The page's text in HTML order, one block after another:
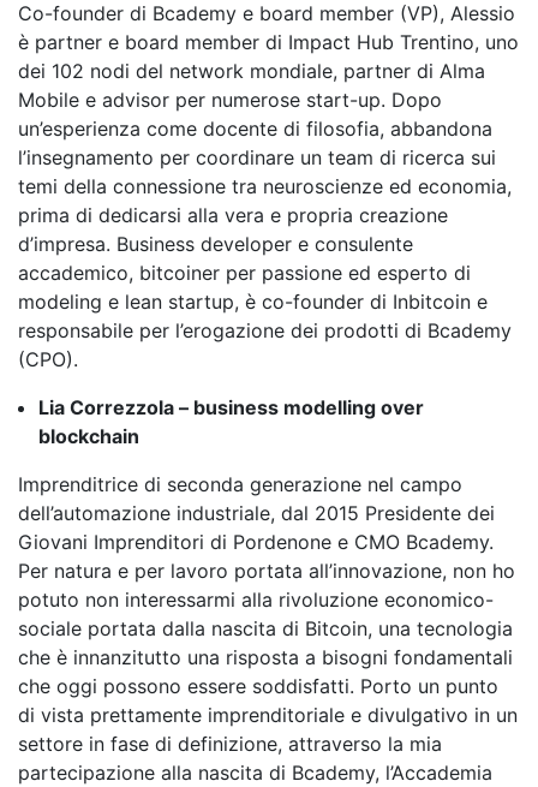
Co-founder di Bcademy e board member (VP), Alessio
è partner e board member di Impact Hub Trentino, uno
dei 102 nodi del network mondiale, partner di Alma
Mobile e advisor per numerose start-up. Dopo
un’esperienza come docente di filosofia, abbandona
l’insegnamento per coordinare un team di ricerca sui
temi della connessione tra neuroscienze ed economia,
prima di dedicarsi alla vera e propria creazione
d’impresa. Business developer e consulente
accademico, bitcoiner per passione ed esperto di
modeling e lean startup, è co-founder di Inbitcoin e
responsabile per l’erogazione dei prodotti di Bcademy
(CPO).
Lia Correzzola – business modelling over
blockchain
Imprenditrice di seconda generazione nel campo
dell’automazione industriale, dal 2015 Presidente dei
Giovani Imprenditori di Pordenone e CMO Bcademy.
Per natura e per lavoro portata all’innovazione, non ho
potuto non interessarmi alla rivoluzione economico-
sociale portata dalla nascita di Bitcoin, una tecnologia
che è innanzitutto una risposta a bisogni fondamentali
che oggi possono essere soddisfatti. Porto un punto
di vista prettamente imprenditoriale e divulgativo in un
settore in fase di definizione, attraverso la mia
partecipazione alla nascita di Bcademy, l’Accademia